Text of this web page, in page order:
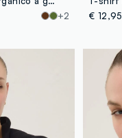
+2
€ 12,95